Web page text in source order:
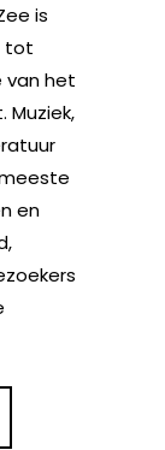
is
tot
van het
Muziek,
en